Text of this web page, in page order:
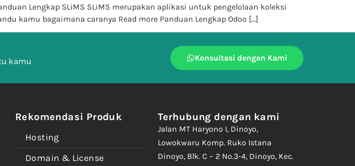
Lengkap SLiMS SLiMS merupakan aplikasi untuk pengelolaan koleksi
kamu bagaimana caranya Read more Panduan Lengkap Odoo […]
kamu Konsultasi dengan Kami
Rekomendasi Produk
Hosting
Domain & License
Terhubung dengan kami
Jalan MT Haryono I, Dinoyo,
Lowokwaru Komp. Ruko Istana
Dinoyo, Blk. C – 2 No.3-4, Dinoyo, Kec.